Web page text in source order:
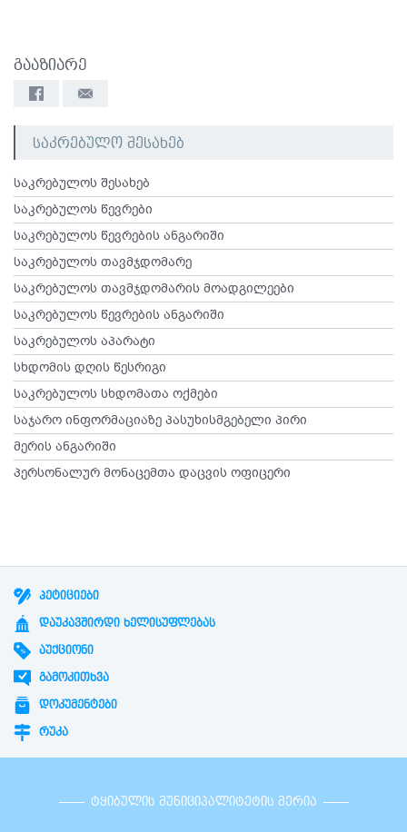
გააზიარე
საკრებულო შესახებ
საკრებულოს შესახებ
საკრებულოს წევრები
საკრებულოს წევრების ანგარიში
საკრებულოს თავმჯდომარე
საკრებულოს თავმჯდომარის მოადგილეები
საკრებულოს წევრების ანგარიში
საკრებულოს აპარატი
სხდომის დღის წესრიგი
საკრებულოს სხდომათა ოქმები
საჯარო ინფორმაციაზე პასუხისმგებელი პირი
მერის ანგარიში
პერსონალურ მონაცემთა დაცვის ოფიცერი
ᲞᲔᲢᲘᲪᲘᲔᲑᲘ
ᲓᲐᲣᲙᲐᲕᲨᲘᲠᲓᲘ ᲮᲔᲚᲘᲡᲣᲤᲚᲔᲑᲐᲡ
ᲐᲣᲥᲪᲘᲝᲜᲘ
ᲒᲐᲛᲝᲙᲘᲗᲮᲕᲐ
ᲓᲝᲙᲣᲛᲔᲜᲢᲔᲑᲘ
ᲠᲣᲙᲐ
ᲢᲧᲘᲑᲣᲚᲘᲡ ᲛᲣᲜᲘᲪᲘᲞᲐᲚᲘᲢᲔᲢᲘᲡ ᲛᲔᲠᲘᲐ